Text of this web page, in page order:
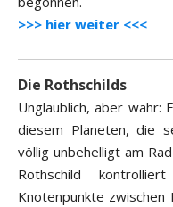
>>> hier weiter <<<
Die Rothschilds
Unglaublich, aber wahr:
diesem Planeten, die
völlig unbehelligt am
Rothschild
Knotenpunkte zwischen